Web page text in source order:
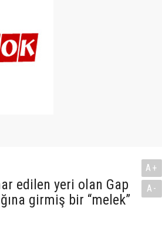
edilen yeri olan Gap
girmiş bir “melek”
A+
A-